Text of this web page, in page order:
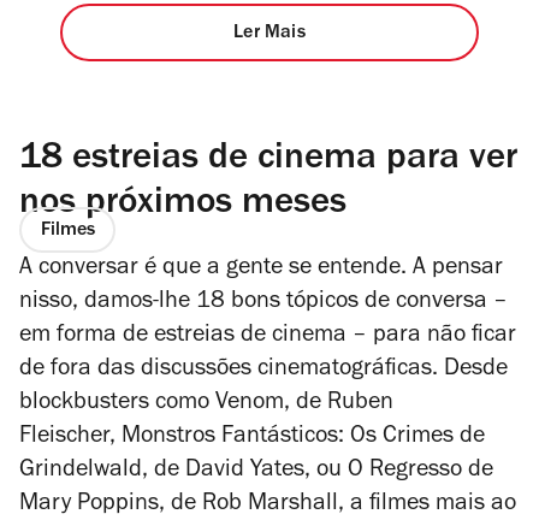
Ler Mais
18 estreias de cinema para ver
nos próximos meses
Filmes
A conversar é que a gente se entende. A pensar
nisso, damos-lhe 18 bons tópicos de conversa –
em forma de estreias de cinema – para não ficar
de fora das discussões cinematográficas. Desde
blockbusters como Venom, de Ruben
Fleischer, Monstros Fantásticos: Os Crimes de
Grindelwald, de David Yates, ou O Regresso de
Mary Poppins, de Rob Marshall, a filmes mais ao